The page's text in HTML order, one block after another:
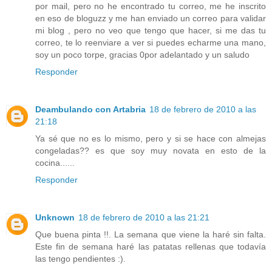
por mail, pero no he encontrado tu correo, me he inscrito
en eso de bloguzz y me han enviado un correo para validar
mi blog , pero no veo que tengo que hacer, si me das tu
correo, te lo reenviare a ver si puedes echarme una mano,
soy un poco torpe, gracias 0por adelantado y un saludo
Responder
Deambulando con Artabria 18 de febrero de 2010 a las
21:18
Ya sé que no es lo mismo, pero y si se hace con almejas
congeladas?? es que soy muy novata en esto de la
cocina......
Responder
Unknown 18 de febrero de 2010 a las 21:21
Que buena pinta !!. La semana que viene la haré sin falta.
Este fin de semana haré las patatas rellenas que todavía
las tengo pendientes :).